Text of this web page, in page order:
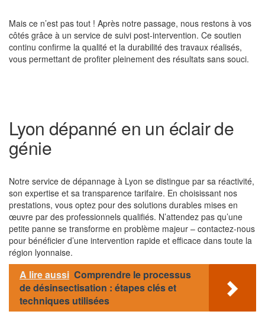
Mais ce n’est pas tout ! Après notre passage, nous restons à vos
côtés grâce à un service de suivi post-intervention. Ce soutien
continu confirme la qualité et la durabilité des travaux réalisés,
vous permettant de profiter pleinement des résultats sans souci.
Lyon dépanné en un éclair de
génie
Notre service de dépannage à Lyon se distingue par sa réactivité,
son expertise et sa transparence tarifaire. En choisissant nos
prestations, vous optez pour des solutions durables mises en
œuvre par des professionnels qualifiés. N’attendez pas qu’une
petite panne se transforme en problème majeur – contactez-nous
pour bénéficier d’une intervention rapide et efficace dans toute la
région lyonnaise.
A lire aussi Comprendre le processus
de désinsectisation : étapes clés et
techniques utilisées